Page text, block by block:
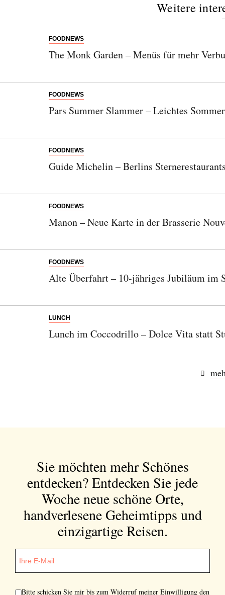
Weitere
FOODNEWS
The Monk Garden – Menüs für mehr
FOODNEWS
Pars Summer Slammer – Leichtes
FOODNEWS
Guide Michelin – Berlins
FOODNEWS
Manon – Neue Karte in der Brasserie
FOODNEWS
Alte Überfahrt – 10-jähriges Jubiläum im
LUNCH
Lunch im Coccodrillo – Dolce Vita statt
Sie möchten mehr Schönes
entdecken?Entdecken Sie jede
Woche neue schöne Orte,
handverlesene Geheimtipps und
einzigartige Reisen.
Bitte schicken Sie mir bis zum Widerruf meiner Einwilligung den
zur Kenntnis genommen und akzeptiere diese.